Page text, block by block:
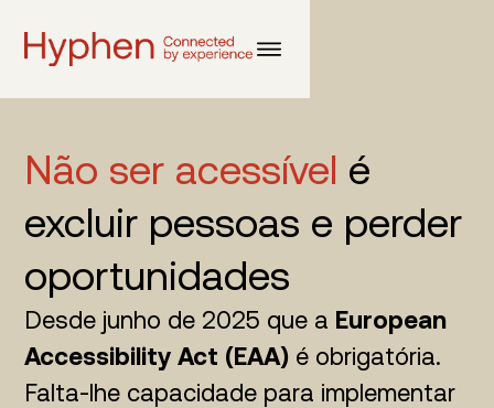
Não ser acessível é
excluir pessoas e perder
oportunidades
Desde junho de 2025 que a European
Accessibility Act (EAA) é obrigatória.
Falta-lhe capacidade para implementar